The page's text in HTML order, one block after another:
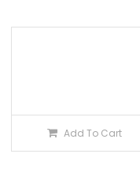
Add To Cart